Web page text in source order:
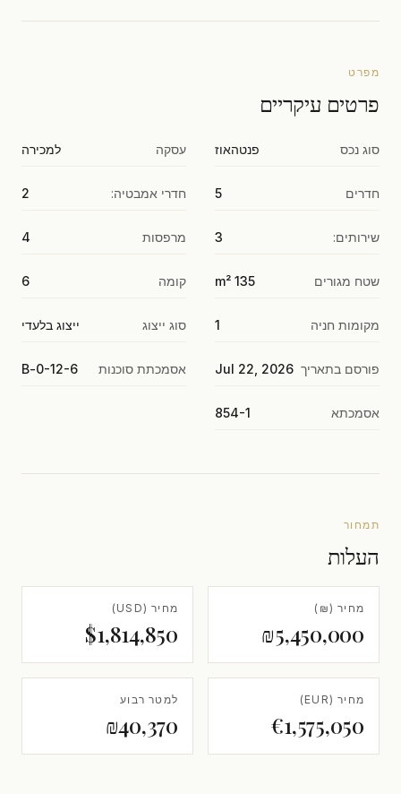
מפרט
פרטים עיקריים
סוג נכס פנטהאוז עסקה למכירה
חדרים 5 חדרי אמבטיה: 2
שירותים: 3 מרפסות 4
שטח מגורים 135 m² קומה 6
מקומות חניה 1 סוג ייצוג ייצוג בלעדי
פורסם בתאריך Jul 22, 2026 אסמכתת סוכנות 0-12-6-B
אסמכתא 854-1
תמחור
העלות
מחיר (₪)
₪5,450,000
מחיר (USD)
$1,814,850
מחיר (EUR)
€1,575,050
למטר רבוע
₪40,370